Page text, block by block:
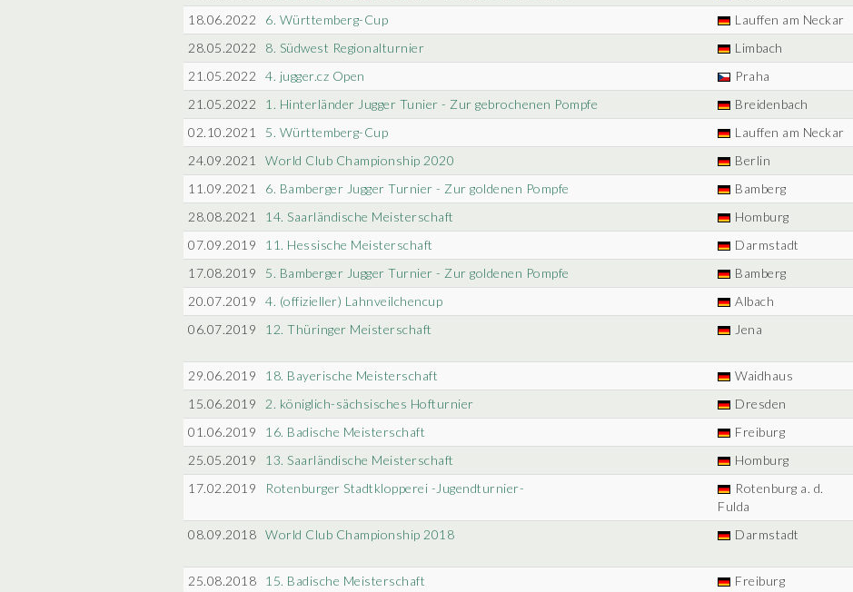
18.06.2022
6. Württemberg-Cup Lauffen am Neckar
28.05.2022
8. Südwest Regionalturnier Limbach
21.05.2022
4. jugger.cz Open Praha
21.05.2022
1. Hinterländer Jugger Tunier - Zur gebrochenen Pompfe Breidenbach
02.10.2021
5. Württemberg-Cup Lauffen am Neckar
24.09.2021
World Club Championship 2020 Berlin
11.09.2021
6. Bamberger Jugger Turnier - Zur goldenen Pompfe Bamberg
28.08.2021
14. Saarländische Meisterschaft Homburg
07.09.2019
11. Hessische Meisterschaft Darmstadt
17.08.2019
5. Bamberger Jugger Turnier - Zur goldenen Pompfe Bamberg
20.07.2019
4. (offizieller) Lahnveilchencup Albach
06.07.2019
12. Thüringer Meisterschaft Jena
29.06.2019 18. Bayerische Meisterschaft Waidhaus
15.06.2019
2. königlich-sächsisches Hofturnier Dresden
01.06.2019
16. Badische Meisterschaft Freiburg
25.05.2019
13. Saarländische Meisterschaft Homburg
17.02.2019
Rotenburger Stadtklopperei -Jugendturnier-
Rotenburg a. d.
Fulda
08.09.2018 World Club Championship 2018 Darmstadt
25.08.2018 15. Badische Meisterschaft Freiburg